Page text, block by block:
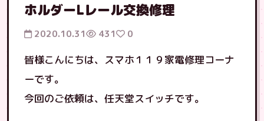
ホルダーLレール交換修理
2020.10.31 431 0
皆様こんにちは、スマホ１１９家電修理コーナ
ーです。
今回のご依頼は、任天堂スイッチです。